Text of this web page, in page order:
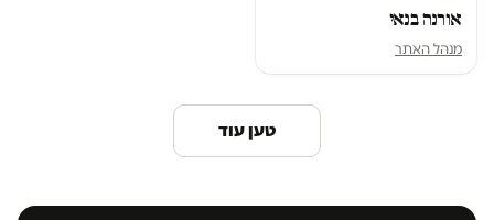
אורנה בנאי
מנהל האתר
טען עוד